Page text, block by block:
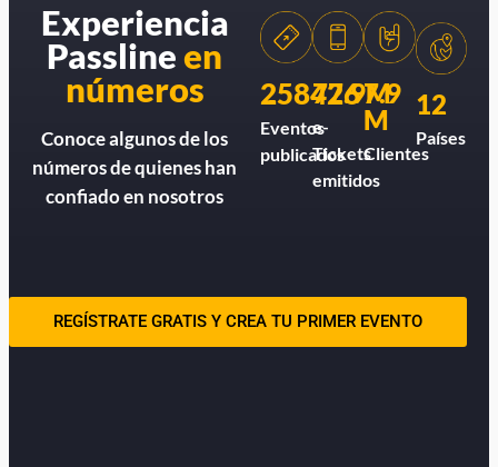
Experiencia
Passlineen
números
Conoce algunos de los
números de quienes han
confiado en nosotros
258426
Eventos
publicados
77.9M
e-
Tickets
emitidos
7.9
M
Clientes
12
Países
REGÍSTRATE GRATIS Y CREA TU PRIMER EVENTO